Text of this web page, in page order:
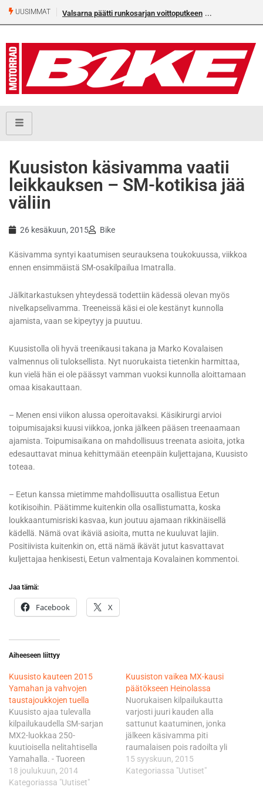
UUSIMMAT Valsarna päätti runkosarjan voittoputkeen
Kuusiston käsivamma vaatii
leikkauksen – SM-kotikisa jää
väliin
26 kesäkuun, 2015 Bike
Käsivamma syntyi kaatumisen seurauksena toukokuussa, viikkoa
ennen ensimmäistä SM-osakilpailua Imatralla.
Jälkitarkastuksen yhteydessä todettiin kädessä olevan myös
nivelkapselivamma. Treeneissä käsi ei ole kestänyt kunnolla
ajamista, vaan se kipeytyy ja puutuu.
Kuusistolla oli hyvä treenikausi takana ja Marko Kovalaisen
valmennus oli tuloksellista. Nyt nuorukaista tietenkin harmittaa,
kun vielä hän ei ole päässyt vamman vuoksi kunnolla aloittamaan
omaa kisakauttaan.
– Menen ensi viikon alussa operoitavaksi. Käsikirurgi arvioi
toipumisajaksi kuusi viikkoa, jonka jälkeen pääsen treenaamaan
ajamista. Toipumisaikana on mahdollisuus treenata asioita, jotka
edesauttavat minua kehittymään eteenpäin kuljettajana, Kuusisto
toteaa.
– Eetun kanssa mietimme mahdollisuutta osallistua Eetun
kotikisoihin. Päätimme kuitenkin olla osallistumatta, koska
loukkaantumisriski kasvaa, kun joutuu ajamaan rikkinäisellä
kädellä. Nämä ovat ikäviä asioita, mutta ne kuuluvat lajiin.
Positiivista kuitenkin on, että nämä ikävät jutut kasvattavat
kuljettajaa henkisesti, Eetun valmentaja Kovalainen kommentoi.
Jaa tämä:
Facebook X
Aiheeseen liittyy
Kuusisto kauteen 2015
Yamahan ja vahvojen
taustajoukkojen tuella
Kuusisto ajaa tulevalla
kilpailukaudella SM-sarjan
MX2-luokkaa 250-
kuutioisella nelitahtisella
Yamahalla. - Tuoreen
sopimuksen jälkeen fiilis on
hyvä. Aikaisemmin en ole
18 joulukuun, 2014
Kategoriassa "Uutiset"
Kuusiston vaikea MX-kausi
päätökseen Heinolassa
Nuorukaisen kilpailukautta
varjosti juuri kauden alla
sattunut kaatuminen, jonka
jälkeen käsivamma piti
raumalaisen pois radoilta yli
puolet sarjakaudesta. Vasta
sarjan kahteen viimeiseen
15 syyskuun, 2015
Kategoriassa "Uutiset"